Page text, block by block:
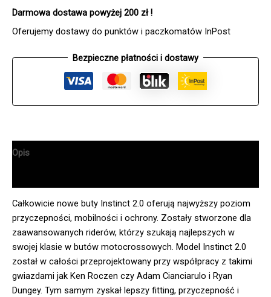
9
(WKŁADKA
260MM)
Darmowa dostawa powyżej 200 zł !
Oferujemy dostawy do punktów i paczkomatów InPost
Bezpieczne płatności i dostawy
Opis
Całkowicie nowe buty Instinct 2.0 oferują najwyższy poziom
przyczepności, mobilności i ochrony. Zostały stworzone dla
zaawansowanych riderów, którzy szukają najlepszych w
swojej klasie w butów motocrossowych. Model Instinct 2.0
został w całości przeprojektowany przy współpracy z takimi
gwiazdami jak Ken Roczen czy Adam Cianciarulo i Ryan
Dungey. Tym samym zyskał lepszy fitting, przyczepność i